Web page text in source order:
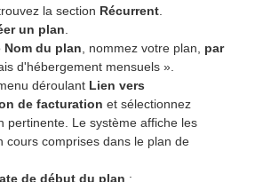
la section Récurrent
un plan
Nom du plan nommez votre plan,
par
d'hébergement mensuels ».
déroulant Lien vers
de facturation et sélectionnez
pertinente. Le système affiche les
cours comprises dans le plan de
de début du plan :